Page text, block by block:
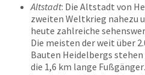
Altstadt: Die Altstadt von
zweiten Weltkrieg nahezu
heute zahlreiche
Die meisten der weit über
Bauten Heidelbergs
die 1,6 km lange